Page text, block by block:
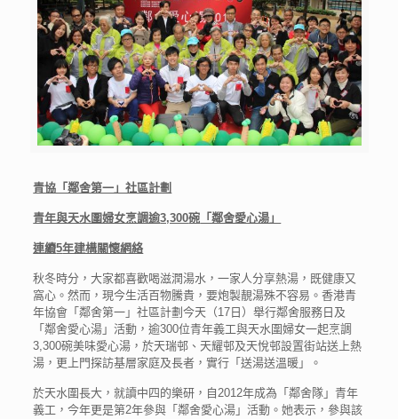
青協「鄰舍第一」社區計劃
青年與天水圍婦女烹調逾3,300碗 「鄰舍愛心湯」
連續5年建構關懷網絡
秋冬時分，大家都喜歡喝滋潤湯水，一家人分享熱湯，既健康又
窩心。然而，現今生活百物騰貴，要炮製靚湯殊不容易。香港青
年協會「鄰舍第一」社區計劃今天（17日）舉行鄰舍服務日及
「鄰舍愛心湯」活動，逾300位青年義工與天水圍婦女一起烹調
3,300碗美味愛心湯，於天瑞邨、天耀邨及天悅邨設置街站送上熱
湯，更上門探訪基層家庭及長者，實行「送湯送溫暖」。
於天水圍長大，就讀中四的樂研，自2012年成為「鄰舍隊」青年
義工，今年更是第2年參與「鄰舍愛心湯」活動。她表示，參與該